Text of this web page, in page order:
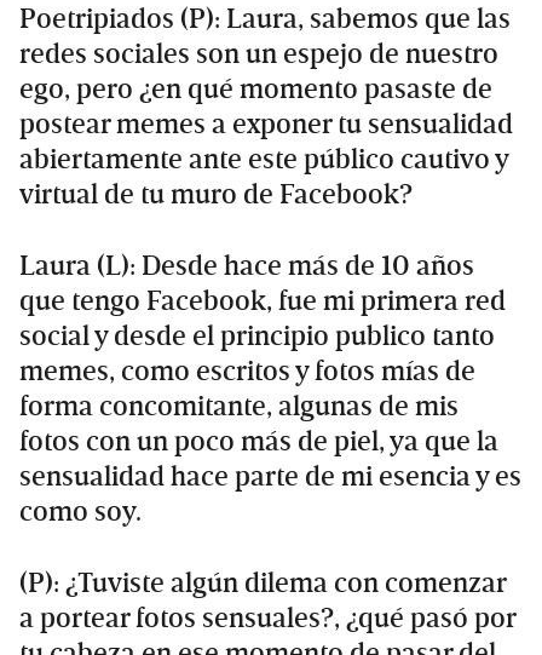
Poetripiados (P): Laura, sabemos que las
redes sociales son un espejo de nuestro
ego, pero ¿en qué momento pasaste de
postear memes a exponer tu sensualidad
abiertamente ante este público cautivo y
virtual de tu muro de Facebook?
Laura (L): Desde hace más de 10 años
que tengo Facebook, fue mi primera red
social y desde el principio publico tanto
memes, como escritos y fotos mías de
forma concomitante, algunas de mis
fotos con un poco más de piel, ya que la
sensualidad hace parte de mi esencia y es
como soy.
(P): ¿Tuviste algún dilema con comenzar
a portear fotos sensuales?, ¿qué pasó por